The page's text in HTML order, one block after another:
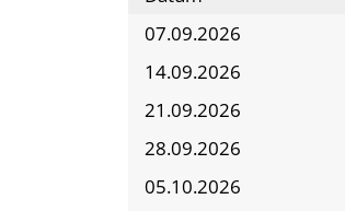
07.09.2026
14.09.2026
21.09.2026
28.09.2026
05.10.2026